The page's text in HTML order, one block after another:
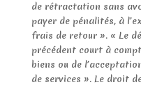
de rétractation sans
payer de pénalités, à
frais de retour ». « Le
précédent court à
biens ou de
de services ». Le droit